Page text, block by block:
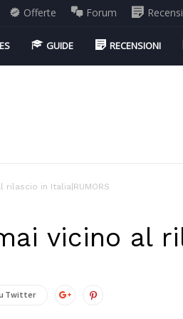
Offerte Forum
GUIDE RECENSIONI
in Italia|RUMORS
vicino al
Twitter